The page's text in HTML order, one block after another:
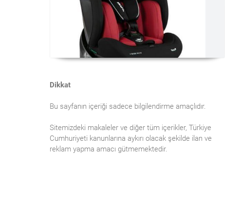
Dikkat
Bu sayfanın içeriği sadece bilgilendirme amaçlıdır.
Sitemizdeki makaleler ve diğer tüm içerikler, Türkiye
Cumhuriyeti kanunlarına aykırı olacak şekilde ilan ve
reklam yapma amacı gütmemektedir.